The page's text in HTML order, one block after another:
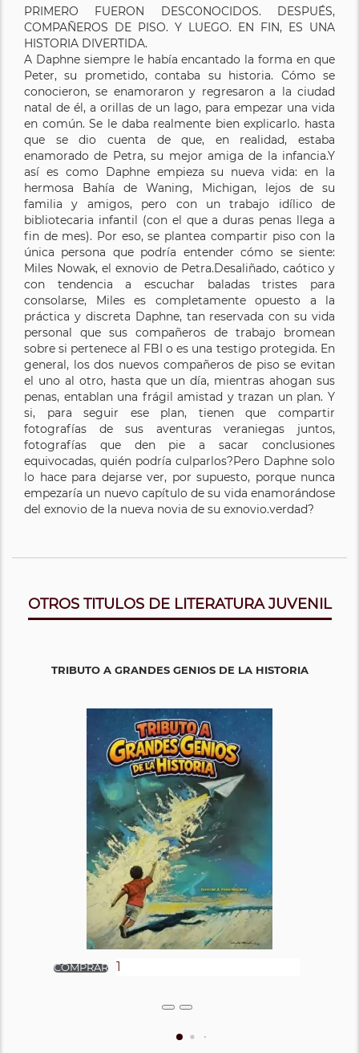
PRIMERO FUERON DESCONOCIDOS. DESPUÉS,
COMPAÑEROS DE PISO. Y LUEGO. EN FIN, ES UNA
HISTORIA DIVERTIDA.
A Daphne siempre le había encantado la forma en que
Peter, su prometido, contaba su historia. Cómo se
conocieron, se enamoraron y regresaron a la ciudad
natal de él, a orillas de un lago, para empezar una vida
en común. Se le daba realmente bien explicarlo. hasta
que se dio cuenta de que, en realidad, estaba
enamorado de Petra, su mejor amiga de la infancia.Y
así es como Daphne empieza su nueva vida: en la
hermosa Bahía de Waning, Michigan, lejos de su
familia y amigos, pero con un trabajo idílico de
bibliotecaria infantil (con el que a duras penas llega a
fin de mes). Por eso, se plantea compartir piso con la
única persona que podría entender cómo se siente:
Miles Nowak, el exnovio de Petra.Desaliñado, caótico y
con tendencia a escuchar baladas tristes para
consolarse, Miles es completamente opuesto a la
práctica y discreta Daphne, tan reservada con su vida
personal que sus compañeros de trabajo bromean
sobre si pertenece al FBI o es una testigo protegida. En
general, los dos nuevos compañeros de piso se evitan
el uno al otro, hasta que un día, mientras ahogan sus
penas, entablan una frágil amistad y trazan un plan. Y
si, para seguir ese plan, tienen que compartir
fotografías de sus aventuras veraniegas juntos,
fotografías que den pie a sacar conclusiones
equivocadas, quién podría culparlos?Pero Daphne solo
lo hace para dejarse ver, por supuesto, porque nunca
empezaría un nuevo capítulo de su vida enamorándose
del exnovio de la nueva novia de su exnovio.verdad?
OTROS TITULOS DE LITERATURA JUVENIL
TRIBUTO A GRANDES GENIOS DE LA HISTORIA